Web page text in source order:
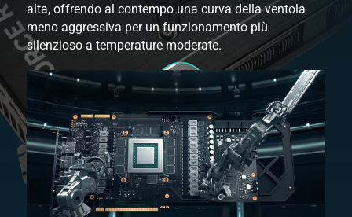
alta, offrendo al contempo una curva della ventola
meno aggressiva per un funzionamento più
silenzioso a temperature moderate.